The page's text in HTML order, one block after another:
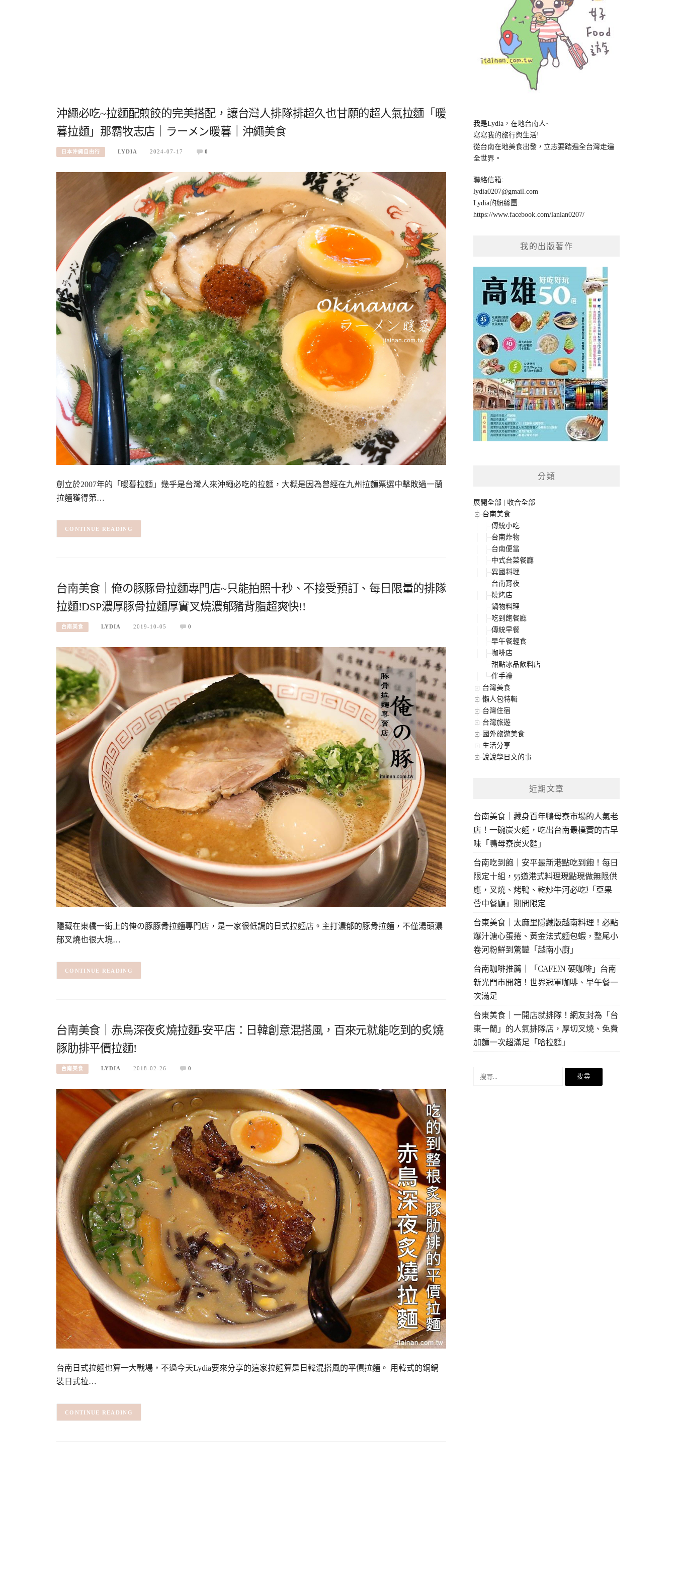
沖繩必吃~拉麵配煎餃的完美搭配，讓台灣人排隊排超久也甘願的超人氣拉麵「暖
暮拉麵」那霸牧志店｜ラーメン暖暮｜沖繩美食
日本沖繩自由行 LYDIA 2024-07-17 0
創立於2007年的「暖暮拉麵」幾乎是台灣人來沖繩必吃的拉麵，大概是因為曾經在九州拉麵票選中擊敗過一蘭
拉麵獲得第…
CONTINUE READING
台南美食｜俺の豚豚骨拉麵專門店~只能拍照十秒、不接受預訂、每日限量的排隊
拉麵!DSP濃厚豚骨拉麵厚實叉燒濃郁豬背脂超爽快!!
台南美食 LYDIA 2019-10-05 0
隱藏在東橋一街上的俺の豚豚骨拉麵專門店，是一家很低調的日式拉麵店。主打濃郁的豚骨拉麵，不僅湯頭濃
郁叉燒也很大塊…
CONTINUE READING
台南美食｜赤鳥深夜炙燒拉麵-安平店：日韓創意混搭風，百來元就能吃到的炙燒
豚肋排平價拉麵!
台南美食 LYDIA 2018-02-26 0
台南日式拉麵也算一大戰場，不過今天Lydia要來分享的這家拉麵算是日韓混搭風的平價拉麵。 用韓式的銅鍋
裝日式拉…
CONTINUE READING
我是Lydia，在地台南人~
寫寫我的旅行與生活!
從台南在地美食出發，立志要踏遍全台灣走遍
全世界。
聯絡信箱:
lydia0207@gmail.com
Lydia的紛絲團:
https://www.facebook.com/lanlan0207/
我的出版著作
分類
展開全部
收合全部
台南美食
傳統小吃
台南炸物
台南便當
中式台菜餐廳
異國料理
台南宵夜
燒烤店
鍋物料理
吃到飽餐廳
傳統早餐
早午餐輕食
咖啡店
甜點冰品飲料店
伴手禮
台灣美食
懶人包特輯
台灣住宿
台灣旅遊
國外旅遊美食
生活分享
說說學日文的事
近期文章
台南美食｜藏身百年鴨母寮市場的人氣老
店！一碗炭火麵，吃出台南最樸實的古早
味「鴨母寮炭火麵」
台南吃到飽｜安平最新港點吃到飽！每日
限定十組，55道港式料理現點現做無限供
應，叉燒、烤鴨、乾炒牛河必吃!「亞果
薈中餐廳」期間限定
台東美食｜太麻里隱藏版越南料理！必點
爆汁溏心蛋捲、黃金法式麵包蝦，整尾小
卷河粉鮮到驚豔「越南小廚」
台南咖啡推薦｜「CAFE!N 硬咖啡」台南
新光門市開箱！世界冠軍咖啡、早午餐一
次滿足
台東美食｜一開店就排隊！網友封為「台
東一蘭」的人氣排隊店，厚切叉燒、免費
加麵一次超滿足「哈拉麵」